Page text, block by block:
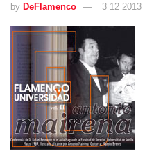
by DeFlamenco 3 12 2013